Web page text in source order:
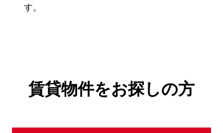
す。
賃貸物件をお探しの方